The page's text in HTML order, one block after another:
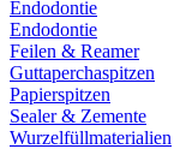
Endodontie
Endodontie
Feilen & Reamer
Guttaperchaspitzen
Papierspitzen
Sealer & Zemente
Wurzelfüllmaterialien